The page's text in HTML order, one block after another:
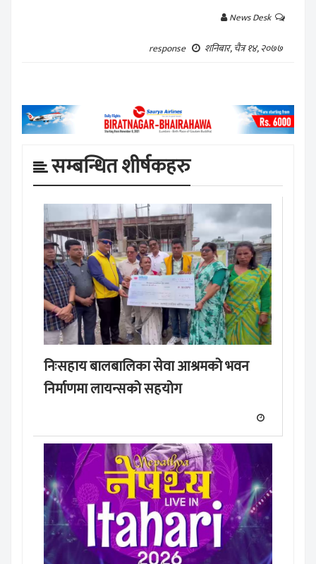
News Desk
response
शनिबार, चैत्र १४, २०७७
सम्बन्धित शीर्षकहरु
निःसहाय बालबालिका सेवा आश्रमको भवन
निर्माणमा लायन्सको सहयोग